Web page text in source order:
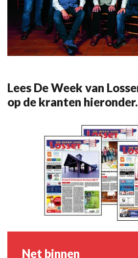
Lees De Week van
op de kranten hieronder.
Net binnen